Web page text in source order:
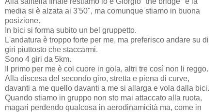
media si è alzata ai 3'50", ma comunque stiamo in buona
posizione.
In bici si forma subito un bel gruppetto.
L'andatura è troppo forte per me, ma preferisco andare su di
giri piuttosto che staccarmi.
Sono 4 giri da 5km.
Il primo per me è col cuore in gola, altri tre così non li reggo.
Alla discesa del secondo giro, stretta e piena di curve,
davanti a me quello davanti a me si allarga e vola dalla bici.
Quando stiamo in gruppo non sto mai attaccato alla ruota,
magari perdendo qualcosa in aerodinamicità ma, come in